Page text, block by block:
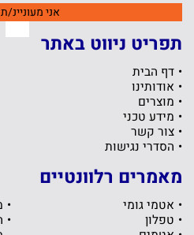
אני מעוניינ/
תפריט ניווט באתר
דף הבית
אודותינו
מוצרים
מידע טכני
צור קשר
הסדרי נגישות
מאמרים רלוונטיים
אטמי גומי
טפלון